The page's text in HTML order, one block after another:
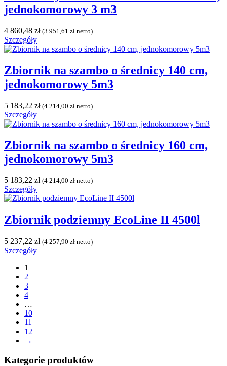
jednokomorowy 3 m3
4 860,48 zł (3 951,61 zł netto)
Szczegóły
Zbiornik na szambo o średnicy 140 cm,
jednokomorowy 5m3
5 183,22 zł (4 214,00 zł netto)
Szczegóły
Zbiornik na szambo o średnicy 160 cm,
jednokomorowy 5m3
5 183,22 zł (4 214,00 zł netto)
Szczegóły
Zbiornik podziemny EcoLine II 4500l
5 237,22 zł (4 257,90 zł netto)
Szczegóły
1
2
3
4
…
10
11
12
→
Kategorie produktów